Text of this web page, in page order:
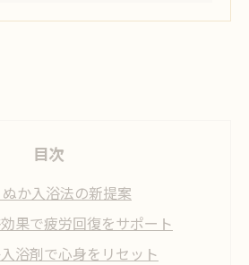
目次
か入浴法の新提案
果で疲労回復をサポート
浴剤で心身をリセット